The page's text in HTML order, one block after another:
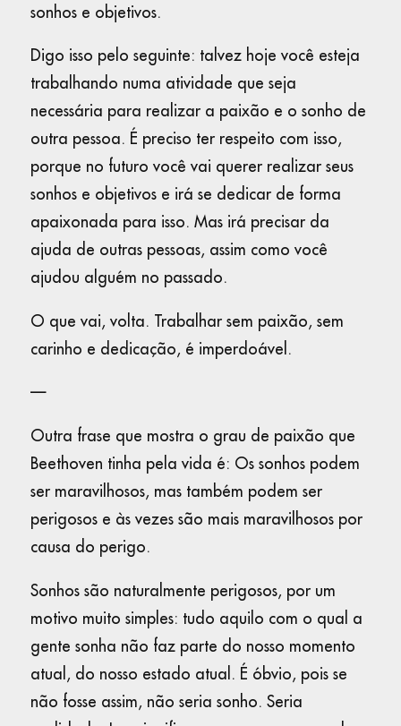
sonhos e objetivos.
Digo isso pelo seguinte: talvez hoje você esteja
trabalhando numa atividade que seja
necessária para realizar a paixão e o sonho de
outra pessoa. É preciso ter respeito com isso,
porque no futuro você vai querer realizar seus
sonhos e objetivos e irá se dedicar de forma
apaixonada para isso. Mas irá precisar da
ajuda de outras pessoas, assim como você
ajudou alguém no passado.
O que vai, volta. Trabalhar sem paixão, sem
carinho e dedicação, é imperdoável.
—
Outra frase que mostra o grau de paixão que
Beethoven tinha pela vida é: Os sonhos podem
ser maravilhosos, mas também podem ser
perigosos e às vezes são mais maravilhosos por
causa do perigo.
Sonhos são naturalmente perigosos, por um
motivo muito simples: tudo aquilo com o qual a
gente sonha não faz parte do nosso momento
atual, do nosso estado atual. É óbvio, pois se
não fosse assim, não seria sonho. Seria